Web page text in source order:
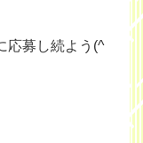
応募し続よう(^